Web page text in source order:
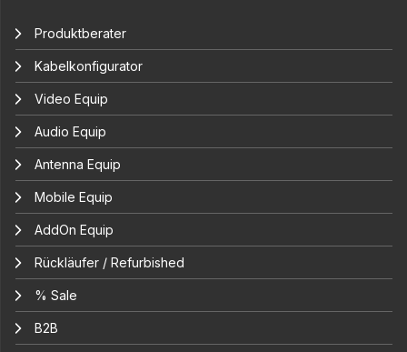
Produktberater
Kabelkonfigurator
Video Equip
Audio Equip
Antenna Equip
Mobile Equip
AddOn Equip
Rückläufer / Refurbished
% Sale
B2B